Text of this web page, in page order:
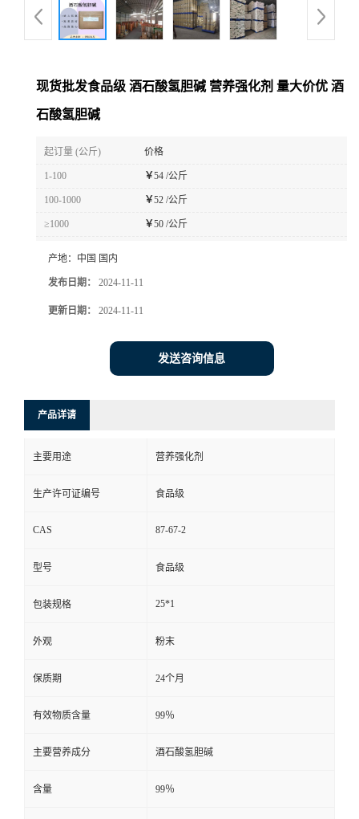
现货批发食品级 酒石酸氢胆碱 营养强化剂 量大价优 酒
石酸氢胆碱
起订量 (公斤) 价格
1-100 ￥54 /公斤
100-1000 ￥52 /公斤
≥1000 ￥50 /公斤
产地： 中国 国内
发布日期： 2024-11-11
更新日期： 2024-11-11
发送咨询信息
产品详请
主要用途 营养强化剂
生产许可证编号 食品级
CAS 87-67-2
型号 食品级
包装规格 25*1
外观 粉末
保质期 24个月
有效物质含量 99％
主要营养成分 酒石酸氢胆碱
含量 99％